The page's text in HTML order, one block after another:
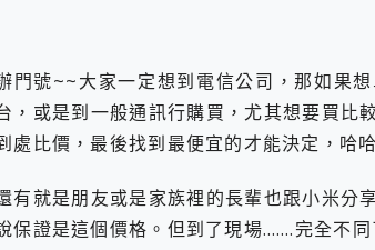
Xiaomi 14 Ultra 開箱 評測~ 有
MSI Claw 掌機專屬配件包 來囉
人像旗艦 vivo V30 系列 開箱 評
多個願望一次滿足 超強散熱 微星
一吸完美對位 擁有超強吸力與
OPPO 哈蘇 300mm 專業增距鏡
Motorola edge 70 pro 及 moto
近八千元的 Soundcore Liberty 5
門號~~大家一定想到電信公司，那如果
，或是到一般通訊行購買，尤其想要買比
處比價，最後找到最便宜的才能決定，哈
有就是朋友或是家族裡的長輩也跟小米分
保證是這個價格。但到了現場…….完全不同